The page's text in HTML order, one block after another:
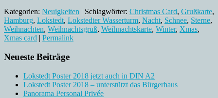
Kategorien: Neuigkeiten | Schlagwörter: Christmas Card, Grußkarte,
Hamburg, Lokstedt, Lokstedter Wasserturm, Nacht, Schnee, Sterne,
Weihnachten, Weihnachtsgruß, Weihnachtskarte, Winter, Xmas,
Xmas card
Permalink
Neueste Beiträge
Lokstedt Poster 2018 jetzt auch in DIN A2
Lokstedt Poster 2018 – unterstützt das Bürgerhaus
Panorama Personal Privée